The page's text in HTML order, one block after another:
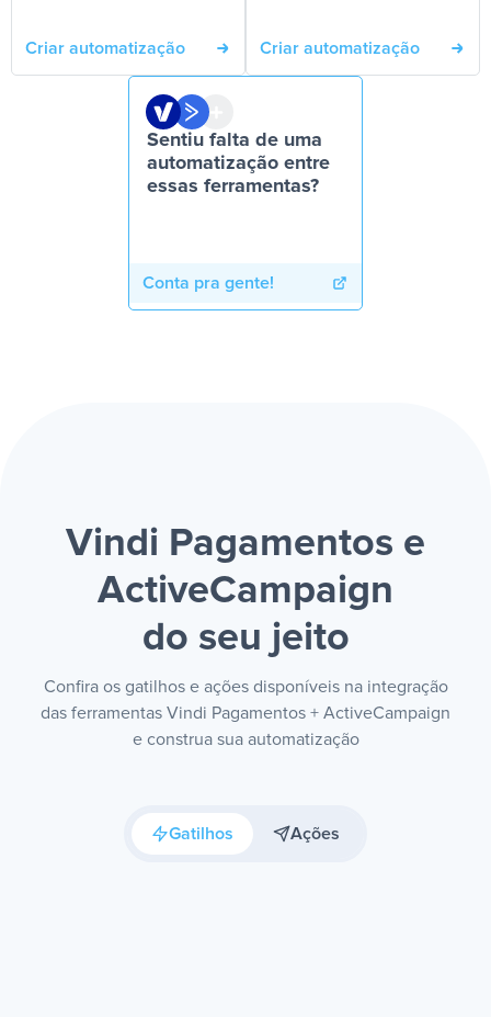
Criar automatização Criar automatização
Sentiu falta de uma
automatização entre
essas ferramentas?
Conta pra gente!
Vindi Pagamentos e
ActiveCampaign
do seu jeito
Confira os gatilhos e ações disponíveis na integração
das ferramentas Vindi Pagamentos + ActiveCampaign
e construa sua automatização
Gatilhos Ações